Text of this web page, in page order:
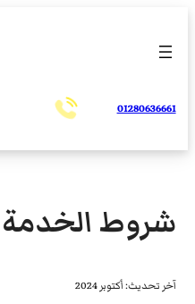
01280636661
شروط الخدمة
آخر تحديث: أكتوبر 2024